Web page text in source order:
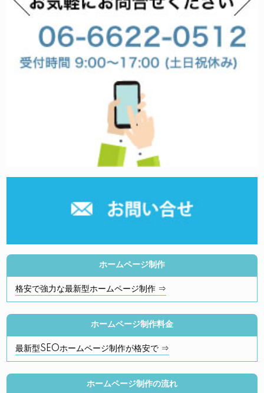
ホームページ制作
格安で強力な最新型ホームページ制作 ⇒
ホームページ制作料金
最新型SEOホームページ制作が格安で ⇒
ホームページ制作の流れ